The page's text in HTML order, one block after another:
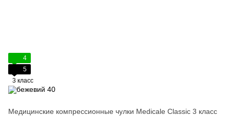
4
5
3 класс
Медицинские компрессионные чулки Medicale Classic 3 класс